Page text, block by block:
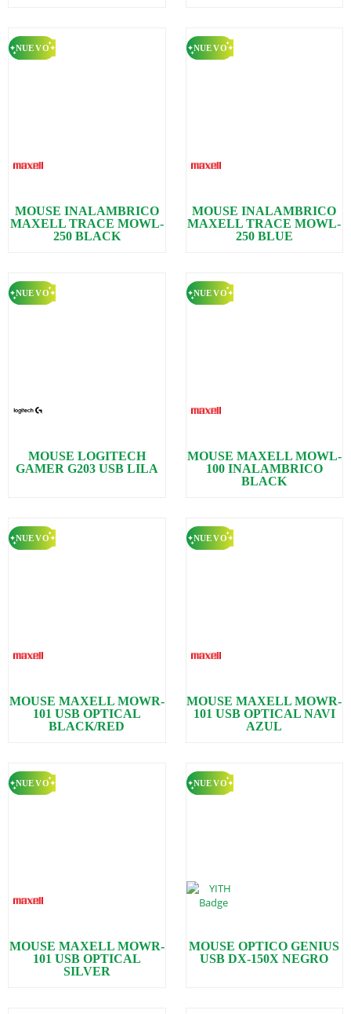
MOUSE INALAMBRICO
MAXELL TRACE MOWL-
250 BLACK
MOUSE INALAMBRICO
MAXELL TRACE MOWL-
250 BLUE
MOUSE LOGITECH
GAMER G203 USB LILA
MOUSE MAXELL MOWL-
100 INALAMBRICO
BLACK
MOUSE MAXELL MOWR-
101 USB OPTICAL
BLACK/RED
MOUSE MAXELL MOWR-
101 USB OPTICAL NAVI
AZUL
MOUSE MAXELL MOWR-
101 USB OPTICAL
SILVER
MOUSE OPTICO GENIUS
USB DX-150X NEGRO